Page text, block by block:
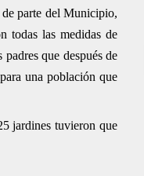
parte del Municipio,
todas las medidas de
que después de
una población que
jardines tuvieron que